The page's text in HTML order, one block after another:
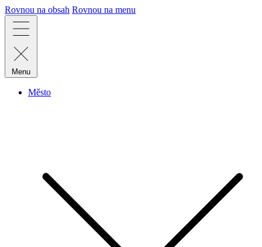
Rovnou na obsah Rovnou na menu
Menu
Město